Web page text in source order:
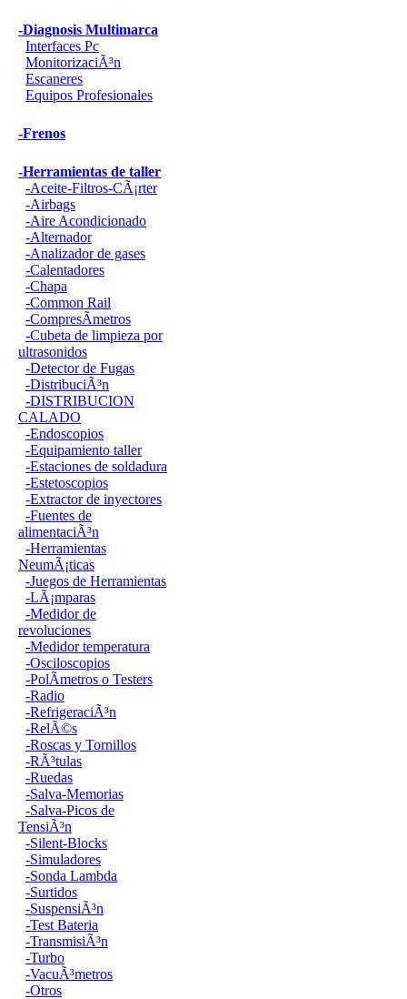
-Diagnosis Multimarca
Interfaces Pc
MonitorizaciÃ³n
Escaneres
Equipos Profesionales
-Frenos
-Herramientas de taller
-Aceite-Filtros-CÃ¡rter
-Airbags
-Aire Acondicionado
-Alternador
-Analizador de gases
-Calentadores
-Chapa
-Common Rail
-CompresÃ­metros
-Cubeta de limpieza por
ultrasonidos
-Detector de Fugas
-DistribuciÃ³n
-DISTRIBUCION
CALADO
-Endoscopios
-Equipamiento taller
-Estaciones de soldadura
-Estetoscopios
-Extractor de inyectores
-Fuentes de
alimentaciÃ³n
-Herramientas
NeumÃ¡ticas
-Juegos de Herramientas
-LÃ¡mparas
-Medidor de
revoluciones
-Medidor temperatura
-Osciloscopios
-PolÃ­metros o Testers
-Radio
-RefrigeraciÃ³n
-RelÃ©s
-Roscas y Tornillos
-RÃ³tulas
-Ruedas
-Salva-Memorias
-Salva-Picos de
TensiÃ³n
-Silent-Blocks
-Simuladores
-Sonda Lambda
-Surtidos
-SuspensiÃ³n
-Test Bateria
-TransmisiÃ³n
-Turbo
-VacuÃ³metros
-Otros